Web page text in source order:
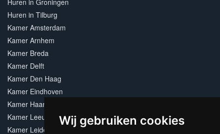
Wij gebruiken cookies
Huren in Groningen
Huren in Tilburg
Kamer Amsterdam
Kamer Arnhem
Kamer Breda
Kamer Delft
Kamer Den Haag
Kamer Eindhoven
Kamer Haarlem
Kamer Leeuwarden
Kamer Leiden